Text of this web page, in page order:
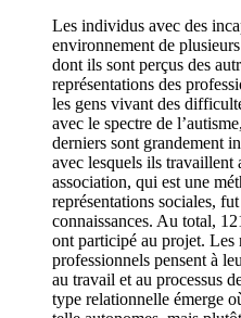
Les individus avec des
environnement de
dont ils sont perçus des
représentations des
les gens vivant des
avec le spectre de
derniers sont grandement
avec lesquels ils
association, qui est une
représentations sociales,
connaissances. Au total,
ont participé au projet. Les
professionnels pensent à
au travail et au processus
type relationnelle émerge